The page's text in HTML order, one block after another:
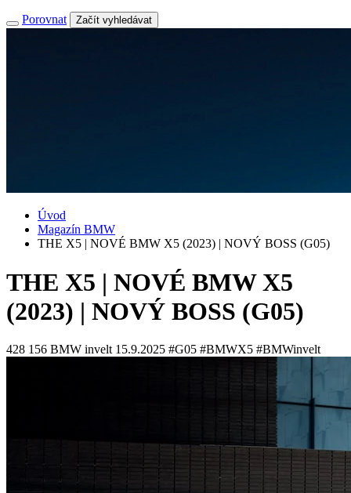
Porovnat Začít vyhledávat
Úvod
Magazín BMW
THE X5 | NOVÉ BMW X5 (2023) | NOVÝ BOSS (G05)
THE X5 | NOVÉ BMW X5
(2023) | NOVÝ BOSS (G05)
428 156 BMW invelt 15.9.2025 #G05 #BMWX5 #BMWinvelt